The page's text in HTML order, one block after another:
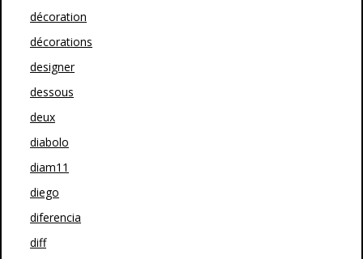
décoration
décorations
designer
dessous
deux
diabolo
diam11
diego
diferencia
diff